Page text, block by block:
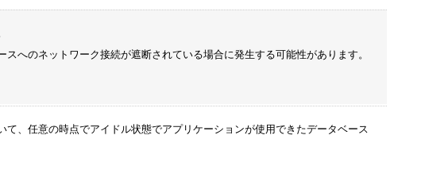
へのネットワーク接続が遮断されている場合に発生する可能性があります。
、任意の時点でアイドル状態でアプリケーションが使用できたデータベース